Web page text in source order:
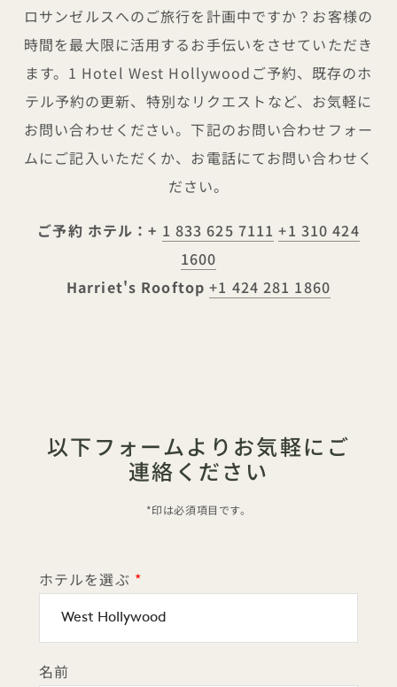
ロサンゼルスへのご旅行を計画中ですか？お客様の
時間を最大限に活用するお手伝いをさせていただき
ます。1 Hotel West Hollywoodご予約、既存のホ
テル予約の更新、特別なリクエストなど、お気軽に
お問い合わせください。下記のお問い合わせフォー
ムにご記入いただくか、お電話にてお問い合わせく
ださい。
ご予約 ホテル：+ 1 833 625 7111 +1 310 424
1600
Harriet's Rooftop+1 424 281 1860
以下フォームよりお気軽にご
連絡ください
*印は必須項目です。
ホテルを選ぶ
名前